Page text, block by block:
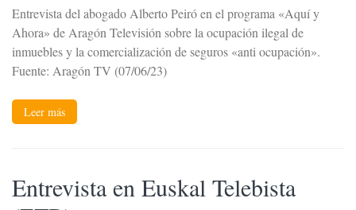
Entrevista del abogado Alberto Peiró en el programa «Aquí y
Ahora» de Aragón Televisión sobre la ocupación ilegal de
inmuebles y la comercialización de seguros «anti ocupación».
Fuente: Aragón TV (07/06/23)
Leer más
Entrevista en Euskal Telebista